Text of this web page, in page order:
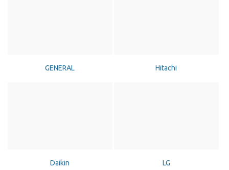
GENERAL Hitachi
Daikin LG